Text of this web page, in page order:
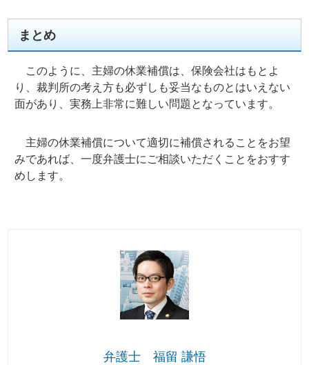
まとめ
このように、主婦の休業補償は、保険会社はもとよ
り、裁判所の考え方も必ずしも妥当なものとはいえない
面があり、実務上非常に難しい問題となっています。
主婦の休業補償について適切に補償されることをお望
みであれば、一度弁護士にご相談いただくことをおすす
めします。
弁護士 福留 謙悟